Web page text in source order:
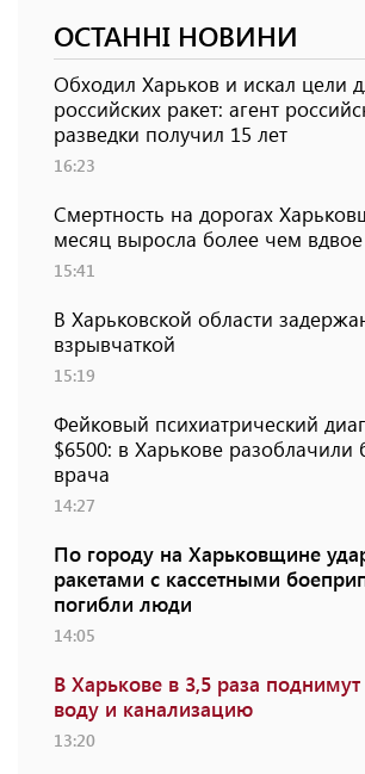
ОСТАННІ НОВИНИ
Обходил Харьков и искал цели
российских ракет: агент
разведки получил 15 лет
16:23
Смертность на дорогах
месяц выросла более чем вдвое
15:41
В Харьковской области
взрывчаткой
15:19
Фейковый психиатрический
$6500: в Харькове
врача
14:27
По городу на Харьковщине
ракетами с кассетными
погибли люди
14:05
В Харькове в 3,5 раза
воду и канализацию
13:20